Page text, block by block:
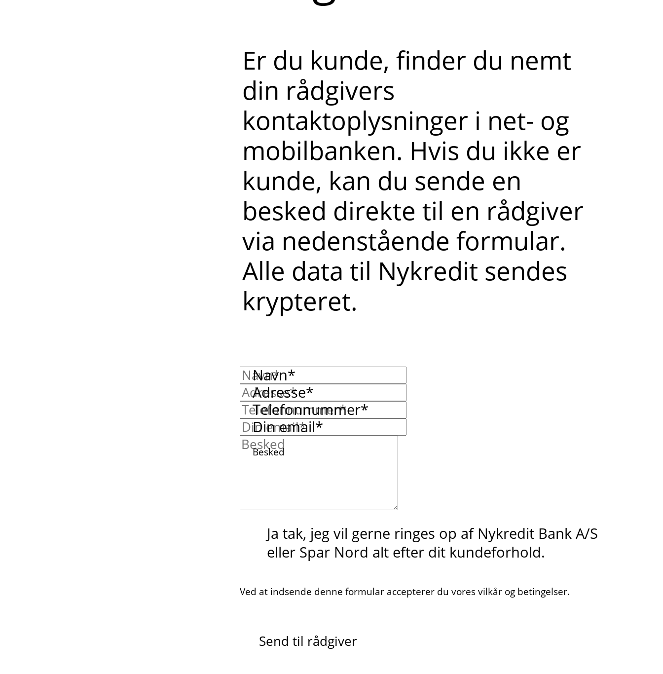
Er du kunde, finder du nemt
din rådgivers
kontaktoplysninger i net- og
mobilbanken. Hvis du ikke er
kunde, kan du sende en
besked direkte til en rådgiver
via nedenstående formular.
Alle data til Nykredit sendes
krypteret.
Navn*
Adresse*
Telefonnummer*
Din email*
Besked
Ja tak, jeg vil gerne ringes op af Nykredit Bank A/S
eller Spar Nord alt efter dit kundeforhold.
Ved at indsende denne formular accepterer du vores vilkår og betingelser.
Send til rådgiver